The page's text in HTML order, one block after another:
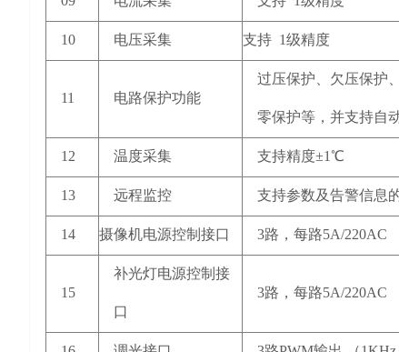
10 电压采集 支持 1级精度
11 电路保护功能
过压保护、欠压保护
零保护等，并支持自
12 温度采集 支持精度±1℃
13 远程监控 支持参数及告警信息
14 摄像机电源控制接口 3路，每路5A/220AC
15
补光灯电源控制接
口
3路，每路5A/220AC